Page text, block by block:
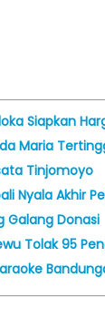
Siapkan
Maria
Tinjomoyo
Nyala Akhir
Galang Donasi
Tolak 95